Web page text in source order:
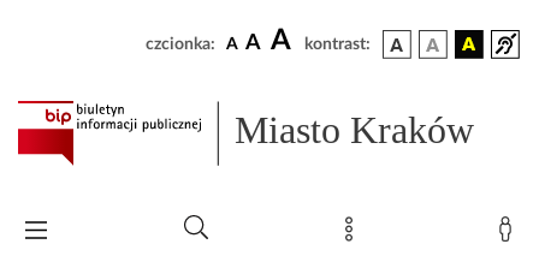
czcionka: A A A kontrast:
Miasto Kraków